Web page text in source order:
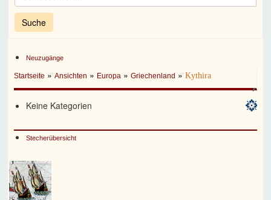
Neuzugänge
Startseite »Ansichten » Europa »Griechenland »Kythira
Keine Kategorien
Stecherübersicht